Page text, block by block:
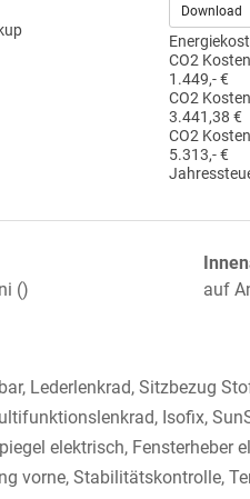
Download
CO2
1.449,- €
CO2
3.441,38 €
CO2
5.313,- €
()
auf
Lederlenkrad, Sitzbezug
Isofix,
elektrisch, Fensterheber
vorne, Stabilitätskontrolle,